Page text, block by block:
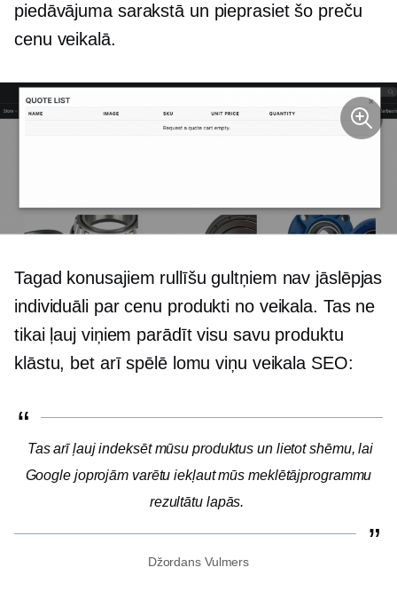
piedāvājuma sarakstā un pieprasiet šo preču
cenu veikalā.
Tagad konusajiem rullīšu gultņiem nav jāslēpjas
individuāli par cenu produkti no veikala. Tas ne
tikai ļauj viņiem parādīt visu savu produktu
klāstu, bet arī spēlē lomu viņu veikala SEO:
Tas arī ļauj indeksēt mūsu produktus un lietot shēmu, lai
Google joprojām varētu iekļaut mūs meklētājprogrammu
rezultātu lapās.
Džordans Vulmers